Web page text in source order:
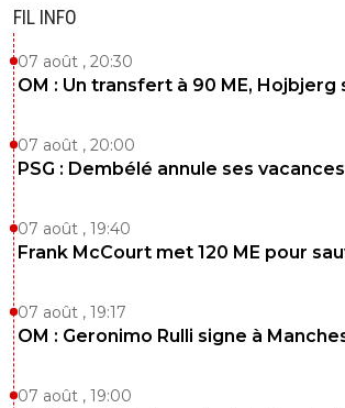
FIL INFO
07 août , 20:30
OM : Un transfert à 90 ME, Hojbjerg
07 août , 20:00
PSG : Dembélé annule ses
07 août , 19:40
Frank McCourt met 120 ME pour
07 août , 19:17
OM : Geronimo Rulli signe à
07 août , 19:00